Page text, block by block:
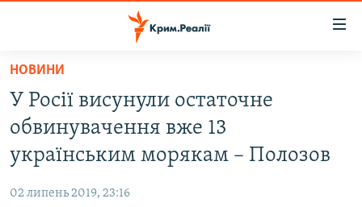
Перейти
основного
матеріалу
Перейти
до
основної
ВОДА.КРИМ
ВІДЕО ТА ФОТО
БЛОГИ
НОВИНИ
У Росії висунули остаточне
обвинувачення вже 13
українським морякам – Полозов
02 липень 2019, 23:16